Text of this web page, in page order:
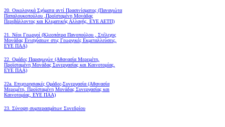
20. Οικολογικά Σχήματα αντί Πρασινίσματος (Παναγιώτα
Παπαλουκοπούλου ,Προϊσταμένη Μονάδας
Περιβάλλοντος και Κλιματικής Αλλαγής, ΕΥΕ ΑΕΤΠ)
21. Νέοι Γεωργοί (Κλεοπάτρα Πανοπούλου , Στέλεχος
Μονάδας Ενισχύσεων στις Γεωργικές Εκμεταλλεύσεις,
ΕΥΕ ΠΑΑ)
22. Ομάδες Παραγωγών (Αθανασία Μερεμέτη,
Προϊσταμένη Μονάδας Συνεργασίας και Καινοτομίας,
ΕΥΕ ΠΑΑ)
22a. Επιχειρησιακές Ομάδες-Συνεργασία (Αθανασία
Μερεμέτη, Προϊσταμένη Μονάδας Συνεργασίας και
Καινοτομίας, ΕΥΕ ΠΑΑ)
23. Σύνοψη συμπερασμάτων Συνεδρίου